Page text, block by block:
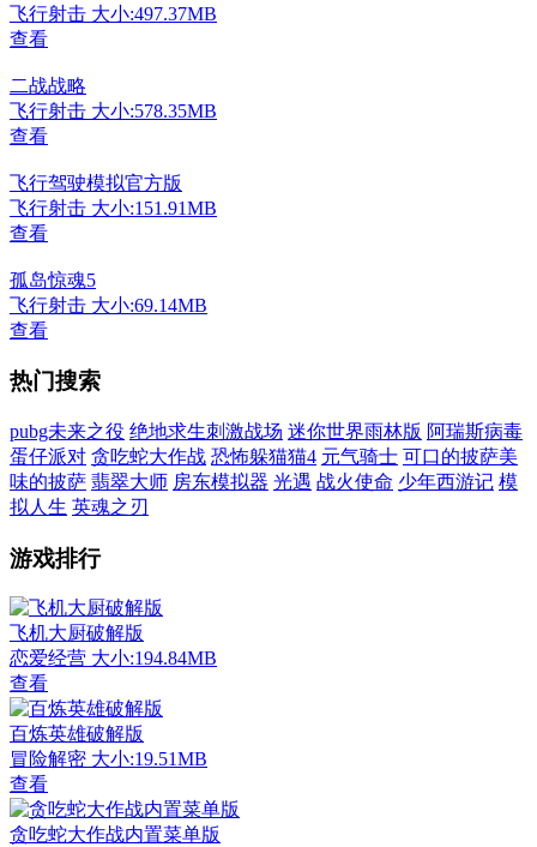
飞行射击 大小:497.37MB
查看
二战战略
飞行射击 大小:578.35MB
查看
飞行驾驶模拟官方版
飞行射击 大小:151.91MB
查看
孤岛惊魂5
飞行射击 大小:69.14MB
查看
热门搜索
pubg未来之役 绝地求生刺激战场 迷你世界雨林版 阿瑞斯病毒
蛋仔派对 贪吃蛇大作战 恐怖躲猫猫4 元气骑士 可口的披萨美
味的披萨 翡翠大师 房东模拟器 光遇 战火使命 少年西游记 模
拟人生 英魂之刃
游戏排行
飞机大厨破解版
恋爱经营 大小:194.84MB
查看
百炼英雄破解版
冒险解密 大小:19.51MB
查看
贪吃蛇大作战内置菜单版